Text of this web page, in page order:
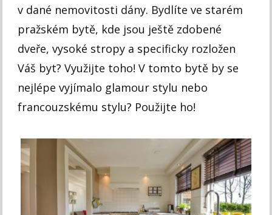
v dané nemovitosti dány. Bydlíte ve starém
pražském bytě, kde jsou ještě zdobené
dveře, vysoké stropy a specificky rozložen
Váš byt? Využijte toho! V tomto bytě by se
nejlépe vyjímalo glamour stylu nebo
francouzskému stylu? Použijte ho!